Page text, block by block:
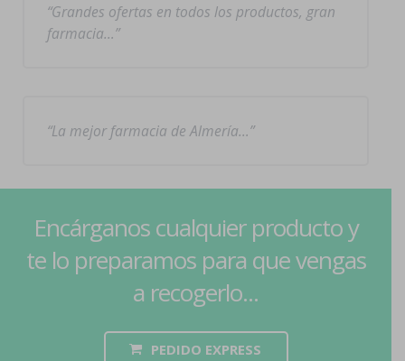
Grandes ofertas en todos los productos, gran
farmacia…
La mejor farmacia de Almería…
Encárganos cualquier producto y
te lo preparamos para que vengas
a recogerlo...
PEDIDO EXPRESS